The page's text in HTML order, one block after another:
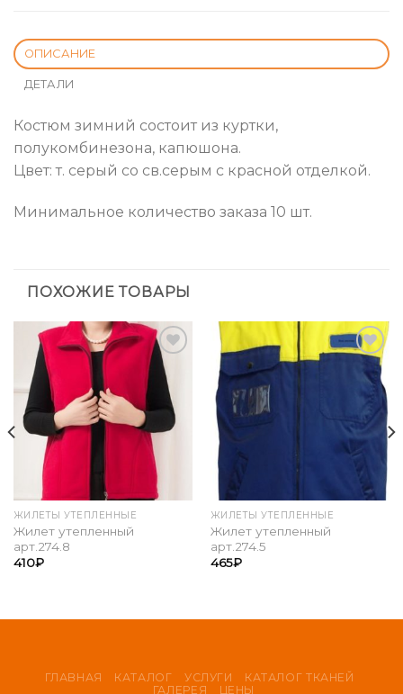
ОПИСАНИЕ
ДЕТАЛИ
Костюм зимний состоит из куртки,
полукомбинезона, капюшона.
Цвет: т. серый со св.серым с красной отделкой.
Минимальное количество заказа 10 шт.
ПОХОЖИЕ ТОВАРЫ
Add to
Wishlist
ЖИЛЕТЫ УТЕПЛЕННЫЕ
Жилет утепленный
арт.274.8
410₽
Add to
Wishlist
ЖИЛЕТЫ УТЕПЛЕННЫЕ
Жилет утепленный
арт.274.5
465₽
ГЛАВНАЯ КАТАЛОГ УСЛУГИ
КАТАЛОГ ТКАНЕЙ
ГАЛЕРЕЯ
ЦЕНЫ